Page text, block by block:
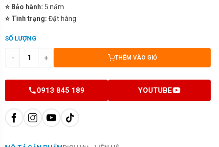
⭐ Bảo hành: 5 năm
⭐ Tình trạng: Đặt hàng
SỐ LƯỢNG
- + THÊM VÀO GIỎ
0913 845 189 YOUTUBE